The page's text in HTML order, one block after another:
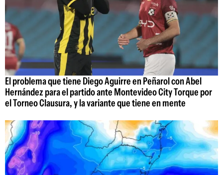
El problema que tiene Diego Aguirre en Peñarol con Abel
Hernández para el partido ante Montevideo City Torque por
el Torneo Clausura, y la variante que tiene en mente